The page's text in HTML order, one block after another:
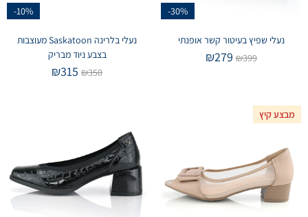
-30%
נעלי שפיץ בעיטור קשר אופנתי
₪399
₪279
-10%
נעלי בלרינה Saskatoon מעוצבות
בצבע ניוד מבריק
₪350
₪315
מבצע קיץ